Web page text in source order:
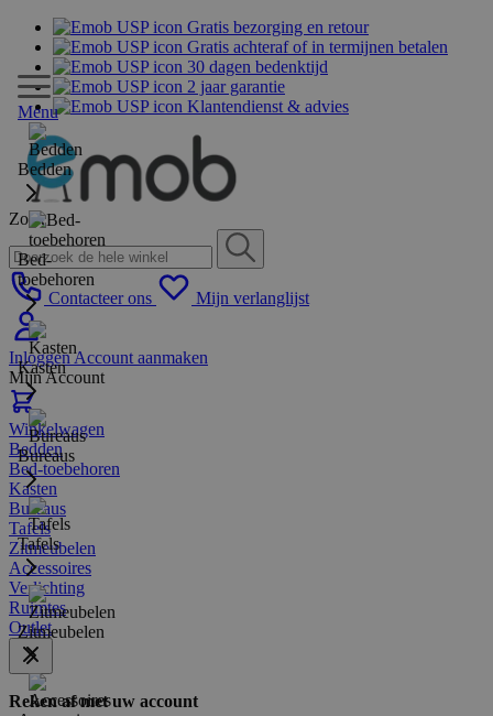
Gratis bezorging en retour
Gratis achteraf of in termijnen betalen
30 dagen bedenktijd
2 jaar garantie
Klantendienst & advies
Zoek
Contacteer ons Mijn verlanglijst
InloggenAccount aanmaken
Mijn Account
Winkelwagen
Menu
Bedden
Bed-
toebehoren
Kasten
Bureaus
Tafels
Zitmeubelen
Bedden
Bed-toebehoren
Kasten
Bureaus
Tafels
Zitmeubelen
Accessoires
Verlichting
Ruimtes
Outlet
Reken af met uw account